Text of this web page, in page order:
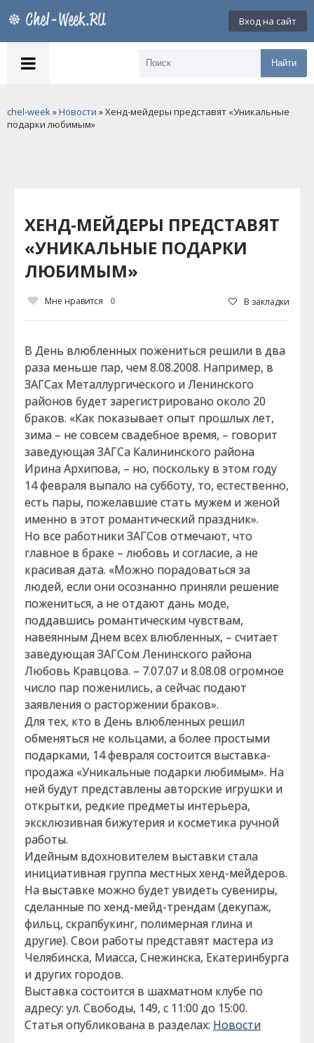
Вход на сайт
Найти
chel-week»Новости » Хенд-мейдеры представят «Уникальные
подарки любимым»
ХЕНД-МЕЙДЕРЫ ПРЕДСТАВЯТ
«УНИКАЛЬНЫЕ ПОДАРКИ
ЛЮБИМЫМ»
Мне нравится 0 В закладки
В День влюбленных пожениться решили в два
раза меньше пар, чем 8.08.2008. Например, в
ЗАГСах Металлургического и Ленинского
районов будет зарегистрировано около 20
браков. «Как показывает опыт прошлых лет,
зима – не совсем свадебное время, – говорит
заведующая ЗАГСа Калининского района
Ирина Архипова, – но, поскольку в этом году
14 февраля выпало на субботу, то, естественно,
есть пары, пожелавшие стать мужем и женой
именно в этот романтический праздник».
Но все работники ЗАГСов отмечают, что
главное в браке – любовь и согласие, а не
красивая дата. «Можно порадоваться за
людей, если они осознанно приняли решение
пожениться, а не отдают дань моде,
поддавшись романтическим чувствам,
навеянным Днем всех влюбленных, – считает
заведующая ЗАГСом Ленинского района
Любовь Кравцова. – 7.07.07 и 8.08.08 огромное
число пар поженились, а сейчас подают
заявления о расторжении браков».
Для тех, кто в День влюбленных решил
обменяться не кольцами, а более простыми
подарками, 14 февраля состоится выставка-
продажа «Уникальные подарки любимым». На
ней будут представлены авторские игрушки и
открытки, редкие предметы интерьера,
эксклюзивная бижутерия и косметика ручной
работы.
Идейным вдохновителем выставки стала
инициативная группа местных хенд-мейдеров.
На выставке можно будет увидеть сувениры,
сделанные по хенд-мейд-трендам (декупаж,
фильц, скрапбукинг, полимерная глина и
другие). Свои работы представят мастера из
Челябинска, Миасса, Снежинска, Екатеринбурга
и других городов.
Выставка состоится в шахматном клубе по
адресу: ул. Свободы, 149, с 11:00 до 15:00.
Статья опубликована в разделах: Новости